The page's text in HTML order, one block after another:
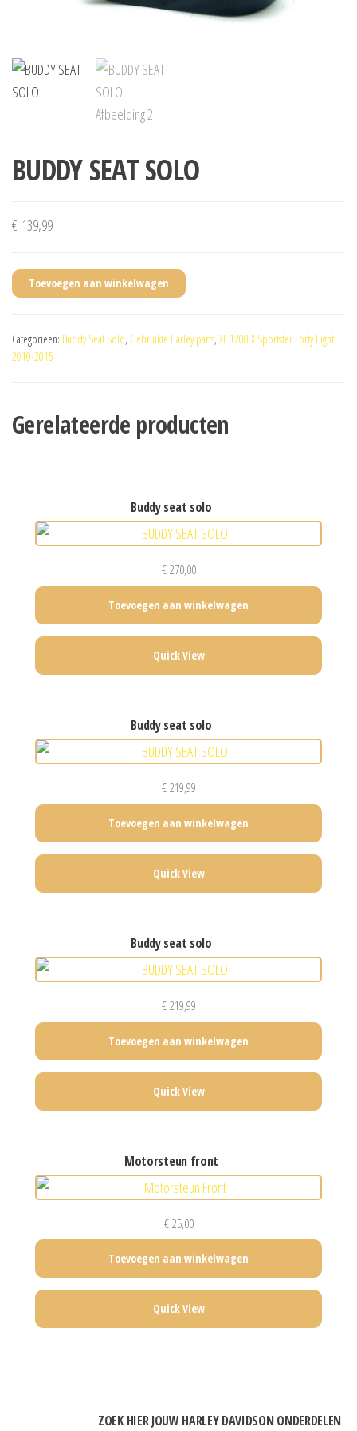
BUDDY SEAT SOLO
€ 139,99
Toevoegen aan winkelwagen
Categorieën: Buddy Seat Solo, Gebruikte Harley parts, XL 1200 X Sportster Forty Eight
2010-2015
Gerelateerde producten
buddy seat solo
€270,00
Toevoegen aan winkelwagen
Quick View
buddy seat solo
€219,99
Toevoegen aan winkelwagen
Quick View
buddy seat solo
€219,99
Toevoegen aan winkelwagen
Quick View
motorsteun front
€25,00
Toevoegen aan winkelwagen
Quick View
ZOEK HIER JOUW HARLEY DAVIDSON ONDERDELEN